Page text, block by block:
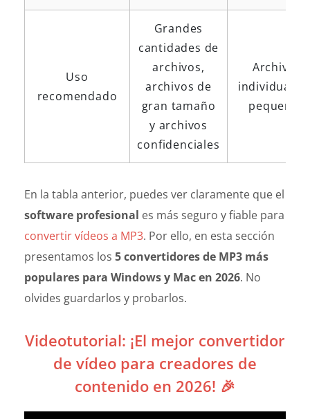
Uso
recomendado
Grandes
cantidades de
archivos,
archivos de
gran tamaño
y archivos
confidenciales
Archivos
individuales
pequeños
En la tabla anterior, puedes ver claramente que el
software profesional es más seguro y fiable para
convertir vídeos a MP3. Por ello, en esta sección
presentamos los 5 convertidores de MP3 más
populares para Windows y Mac en 2026. No
olvides guardarlos y probarlos.
Videotutorial: ¡El mejor convertidor
de vídeo para creadores de
contenido en 2026! 🎉